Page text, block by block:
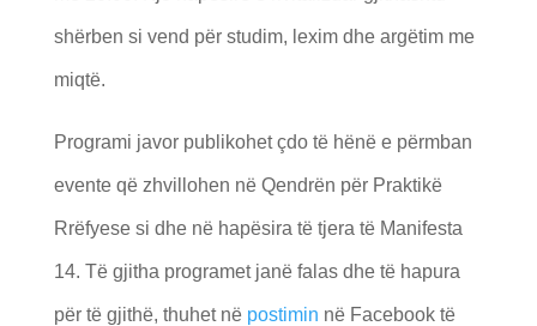
shërben si vend për studim, lexim dhe argëtim me
miqtë.
Programi javor publikohet çdo të hënë e përmban
evente që zhvillohen në Qendrën për Praktikë
Rrëfyese si dhe në hapësira të tjera të Manifesta
14. Të gjitha programet janë falas dhe të hapura
për të gjithë, thuhet në postimin në Facebook të